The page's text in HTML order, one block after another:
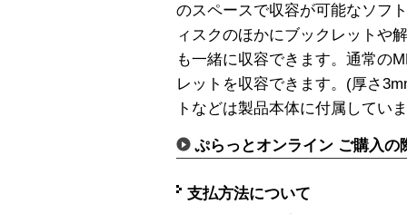
のスペースで収容が可能なソフ
ィスクのほかにブックレットや
も一緒に収容できます。通常の
レットを収容できます。(厚さ
トなどは製品本体に付属してい
ぷらっとオンライン ご購入の
支払方法について